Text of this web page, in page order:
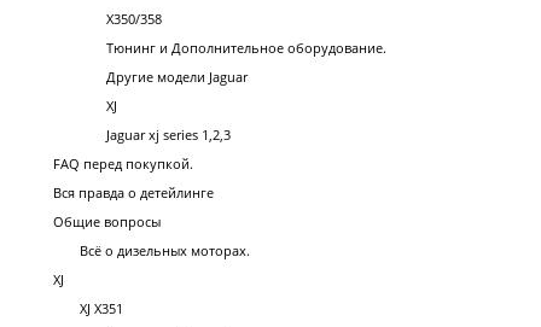
X350/358
Тюнинг и Дополнительное оборудование.
Другие модели Jaguar
XJ
Jaguar xj series 1,2,3
FAQ перед покупкой.
Вся правда о детейлинге
Общие вопросы
Всё о дизельных моторах.
XJ
XJ X351